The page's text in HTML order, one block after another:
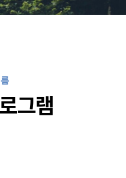
그램